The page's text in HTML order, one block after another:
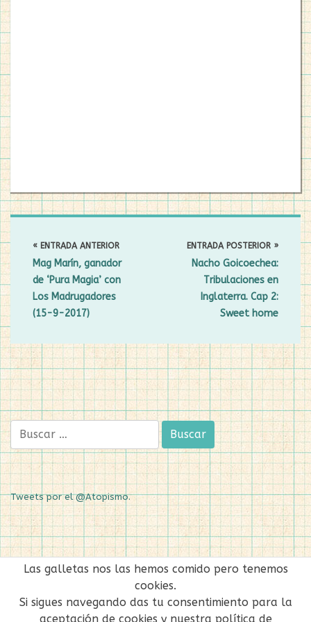
NAVEGACIÓN
DE
ENTRADAS
« ENTRADA ANTERIOR
Mag Marín, ganador
de ‘Pura Magia’ con
Los Madrugadores
(15-9-2017)
ENTRADA POSTERIOR »
Nacho Goicoechea:
Tribulaciones en
Inglaterra. Cap 2:
Sweet home
Tweets por el @Atopismo.
Política de cookies -Aviso Legal y Política de
Las galletas nos las hemos comido pero tenemos
cookies.
Si sigues navegando das tu consentimiento para la
aceptación de cookies y nuestra política de